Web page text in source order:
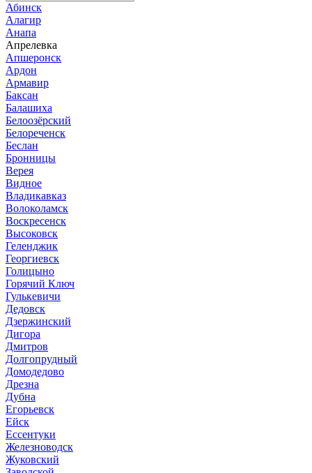
Абинск
Алагир
Анапа
Апрелевка
Апшеронск
Ардон
Армавир
Баксан
Балашиха
Белоозёрский
Белореченск
Беслан
Бронницы
Верея
Видное
Владикавказ
Волоколамск
Воскресенск
Высоковск
Геленджик
Георгиевск
Голицыно
Горячий Ключ
Гулькевичи
Дедовск
Дзержинский
Дигора
Дмитров
Долгопрудный
Домодедово
Дрезна
Дубна
Егорьевск
Ейск
Ессентуки
Железноводск
Жуковский